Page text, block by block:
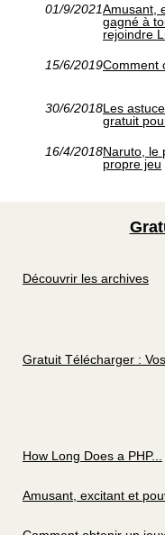
01/9/2021Amusant,
gagné à
rejoindre
15/6/2019Comment
30/6/2018Les
gratuit
16/4/2018Naruto, le
propre jeu
Découvrir les archives
Gratuit Télécharger :
How Long Does a PHP...
Amusant, excitant et